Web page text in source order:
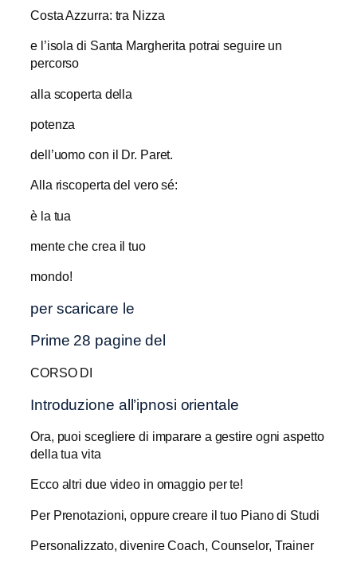
Costa Azzurra: tra Nizza
e l’isola di Santa Margherita potrai seguire un
percorso
alla scoperta della
potenza
dell’uomo con il Dr. Paret.
Alla riscoperta del vero sé:
è la tua
mente che crea il tuo
mondo!
per scaricare le
Prime 28 pagine del
CORSO DI
Introduzione all’ipnosi orientale
Ora, puoi scegliere di imparare a gestire ogni aspetto
della tua vita
Ecco altri due video in omaggio per te!
Per Prenotazioni, oppure creare il tuo Piano di Studi
Personalizzato, divenire Coach, Counselor, Trainer